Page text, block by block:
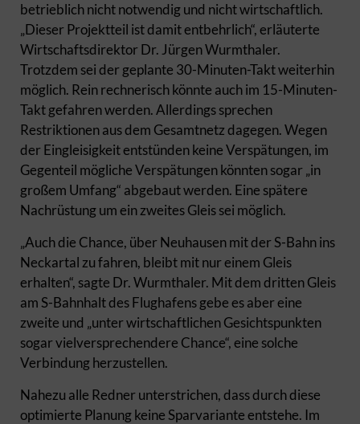
betrieblich nicht notwendig und nicht wirtschaftlich.
„Dieser Projektteil ist damit entbehrlich“, erläuterte
Wirtschaftsdirektor Dr. Jürgen Wurmthaler.
Trotzdem sei der geplante 30-Minuten-Takt weiterhin
möglich. Rein rechnerisch könnte auch im 15-Minuten-
Takt gefahren werden. Allerdings sprechen
Restriktionen aus dem Gesamtnetz dagegen. Wegen
der Eingleisigkeit entstünden keine Verspätungen, im
Gegenteil mögliche Verspätungen könnten sogar „in
großem Umfang“ abgebaut werden. Eine spätere
Nachrüstung um ein zweites Gleis sei möglich.
„Auch die Chance, über Neuhausen mit der S-Bahn ins
Neckartal zu fahren, bleibt mit nur einem Gleis
erhalten“, sagte Dr. Wurmthaler. Mit dem dritten Gleis
am S-Bahnhalt des Flughafens gebe es aber eine
zweite und „unter wirtschaftlichen Gesichtspunkten
sogar vielversprechendere Chance“, eine solche
Verbindung herzustellen.
Nahezu alle Redner unterstrichen, dass durch diese
optimierte Planung keine Sparvariante entstehe. Im